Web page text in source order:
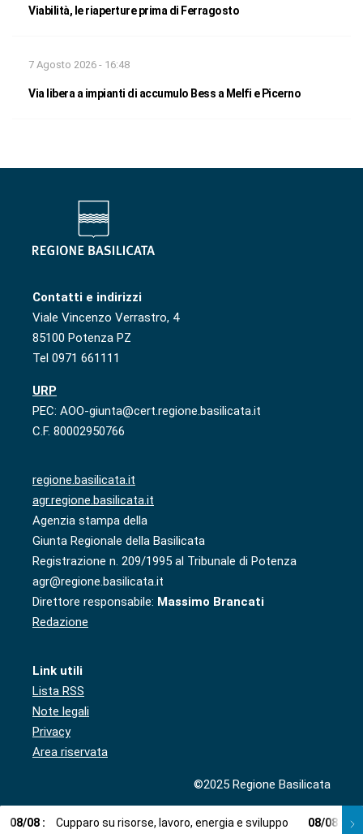
Viabilità, le riaperture prima di Ferragosto
7 Agosto 2026 - 16:48
Via libera a impianti di accumulo Bess a Melfi e Picerno
Contatti e indirizzi
Viale Vincenzo Verrastro, 4
85100 Potenza PZ
Tel 0971 661111
URP
PEC: AOO-giunta@cert.regione.basilicata.it
C.F. 80002950766
regione.basilicata.it
agr.regione.basilicata.it
Agenzia stampa della
Giunta Regionale della Basilicata
Registrazione n. 209/1995 al Tribunale di Potenza
agr@regione.basilicata.it
Direttore responsabile: Massimo Brancati
Redazione
Link utili
Lista RSS
Note legali
Privacy
Area riservata
©2025 Regione Basilicata
08/08 : Cupparo su risorse, lavoro, energia e sviluppo 08/08